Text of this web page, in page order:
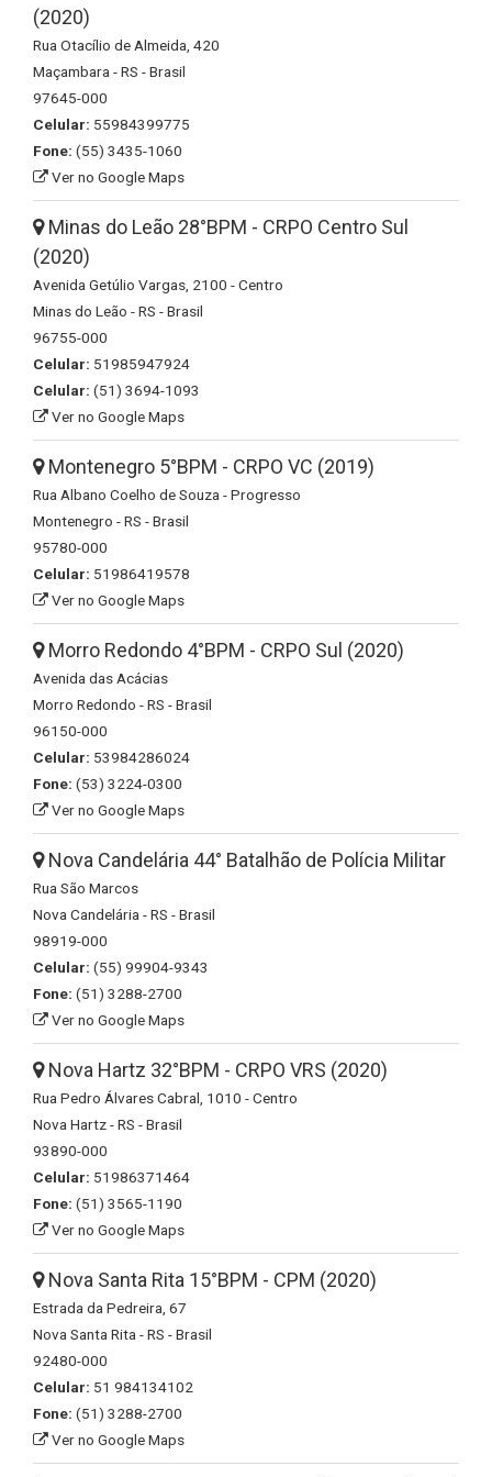
(2020)
Rua Otacílio de Almeida, 420
Maçambara - RS - Brasil
97645-000
Celular: 55984399775
Fone: (55) 3435-1060
Ver no Google Maps
Minas do Leão 28°BPM - CRPO Centro Sul
(2020)
Avenida Getúlio Vargas, 2100 - Centro
Minas do Leão - RS - Brasil
96755-000
Celular: 51985947924
Celular: (51) 3694-1093
Ver no Google Maps
Montenegro 5°BPM - CRPO VC (2019)
Rua Albano Coelho de Souza - Progresso
Montenegro - RS - Brasil
95780-000
Celular: 51986419578
Ver no Google Maps
Morro Redondo 4°BPM - CRPO Sul (2020)
Avenida das Acácias
Morro Redondo - RS - Brasil
96150-000
Celular: 53984286024
Fone: (53) 3224-0300
Ver no Google Maps
Nova Candelária 44° Batalhão de Polícia Militar
Rua São Marcos
Nova Candelária - RS - Brasil
98919-000
Celular: (55) 99904-9343
Fone: (51) 3288-2700
Ver no Google Maps
Nova Hartz 32°BPM - CRPO VRS (2020)
Rua Pedro Álvares Cabral, 1010 - Centro
Nova Hartz - RS - Brasil
93890-000
Celular: 51986371464
Fone: (51) 3565-1190
Ver no Google Maps
Nova Santa Rita 15°BPM - CPM (2020)
Estrada da Pedreira, 67
Nova Santa Rita - RS - Brasil
92480-000
Celular: 51 984134102
Fone: (51) 3288-2700
Ver no Google Maps